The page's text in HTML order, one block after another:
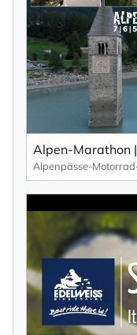
Vorname
Nachname
Ihre E-Mail-Adresse
Ich willige in den
den ich
selbst